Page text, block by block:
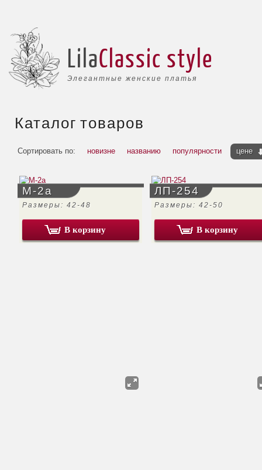
Элегантные женские платья
LilaClassic style
Каталог товаров
Сортировать по: новизне названию популярности цене
М-2а
Размеры: 42-48
В корзину
ЛП-254
Размеры: 42-50
В корзину